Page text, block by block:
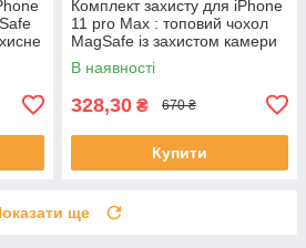
Комплект захисту для iPhone
11 pro Max : топовий чохол
MagSafe із захистом камери
+ захисне скло 9D | Вибір
кольору
В наявності
328,30 ₴ 670 ₴
Купити
ще